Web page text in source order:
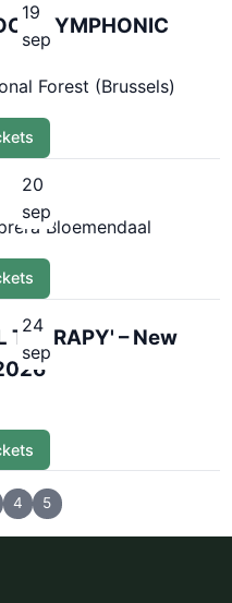
19
sep
SYMPHONIC
Forest (Brussels)
20
sep
Bloemendaal
24
sep
– New
4 5